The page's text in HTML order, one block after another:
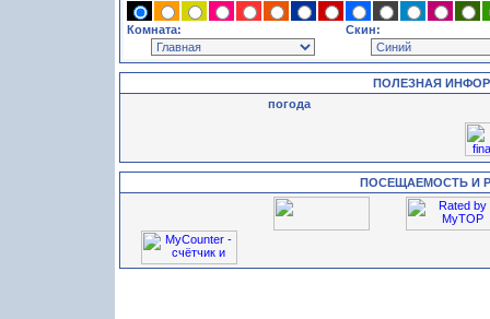
Комната: Скин:
ПОЛЕЗНАЯ
погода
ПОСЕЩАЕМОСТЬ И